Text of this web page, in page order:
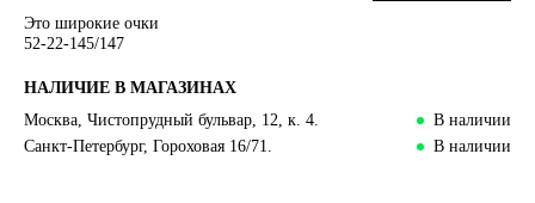
Это широкие очки
52-22-145/147
НАЛИЧИЕ В МАГАЗИНАХ
Москва, Чистопрудный бульвар, 12, к. 4.
В наличии
Санкт-Петербург, Гороховая 16/71.
В наличии